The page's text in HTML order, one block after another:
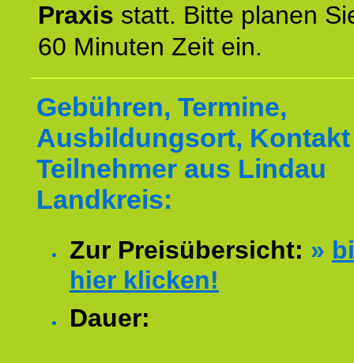
Praxis statt. Bitte planen
60 Minuten Zeit ein.
Gebühren, Termine,
Ausbildungsort,
Teilnehmer aus Lindau
Landkreis:
Zur Preisübersicht: »
hier klicken!
Dauer: